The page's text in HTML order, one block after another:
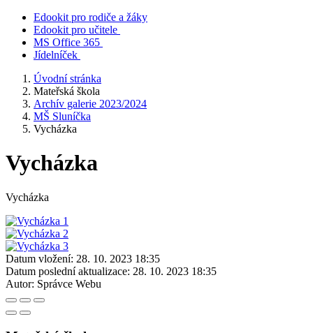
Edookit pro rodiče a žáky
Edookit pro učitele
MS Office 365
Jídelníček
Úvodní stránka
Mateřská škola
Archív galerie 2023/2024
MŠ Sluníčka
Vycházka
Vycházka
Vycházka
Datum vložení: 28. 10. 2023 18:35
Datum poslední aktualizace: 28. 10. 2023 18:35
Autor: Správce Webu